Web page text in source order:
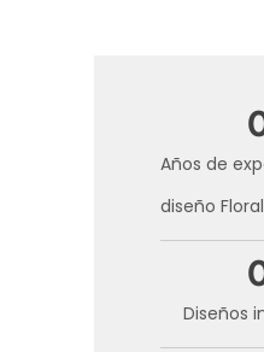
Años de
diseño Floral
Diseños